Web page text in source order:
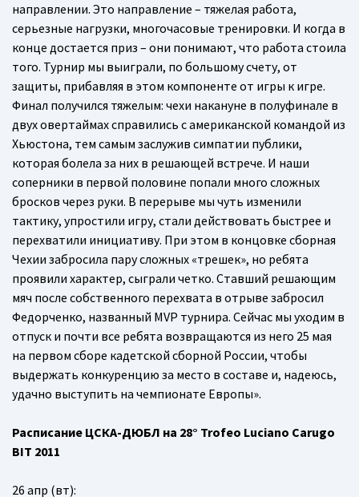
направлении. Это направление – тяжелая работа,
серьезные нагрузки, многочасовые тренировки. И когда в
конце достается приз – они понимают, что работа стоила
того. Турнир мы выиграли, по большому счету, от
защиты, прибавляя в этом компоненте от игры к игре.
Финал получился тяжелым: чехи накануне в полуфинале в
двух овертаймах справились с американской командой из
Хьюстона, тем самым заслужив симпатии публики,
которая болела за них в решающей встрече. И наши
соперники в первой половине попали много сложных
бросков через руки. В перерыве мы чуть изменили
тактику, упростили игру, стали действовать быстрее и
перехватили инициативу. При этом в концовке сборная
Чехии забросила пару сложных «трешек», но ребята
проявили характер, сыграли четко. Ставший решающим
мяч после собственного перехвата в отрыве забросил
Федорченко, названный MVP турнира. Сейчас мы уходим в
отпуск и почти все ребята возвращаются из него 25 мая
на первом сборе кадетской сборной России, чтобы
выдержать конкуренцию за место в составе и, надеюсь,
удачно выступить на чемпионате Европы».
Расписание ЦСКА-ДЮБЛ на 28° Trofeo Luciano Carugo
BIT 2011
26 апр (вт):